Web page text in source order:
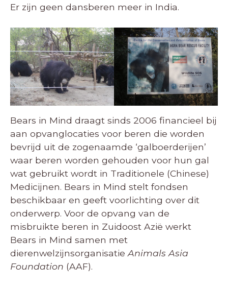
Er zijn geen dansberen meer in India.
Bears in Mind draagt sinds 2006 financieel bij
aan opvanglocaties voor beren die worden
bevrijd uit de zogenaamde ‘galboerderijen’
waar beren worden gehouden voor hun gal
wat gebruikt wordt in Traditionele (Chinese)
Medicijnen. Bears in Mind stelt fondsen
beschikbaar en geeft voorlichting over dit
onderwerp. Voor de opvang van de
misbruikte beren in Zuidoost Azië werkt
Bears in Mind samen met
dierenwelzijnsorganisatie Animals Asia
Foundation (AAF).